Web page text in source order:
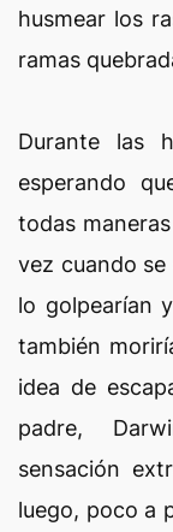
husmear los
ramas
Durante las
esperando
todas
vez cuando se
lo golpearían
también
idea de
padre,
sensación
luego, poco a